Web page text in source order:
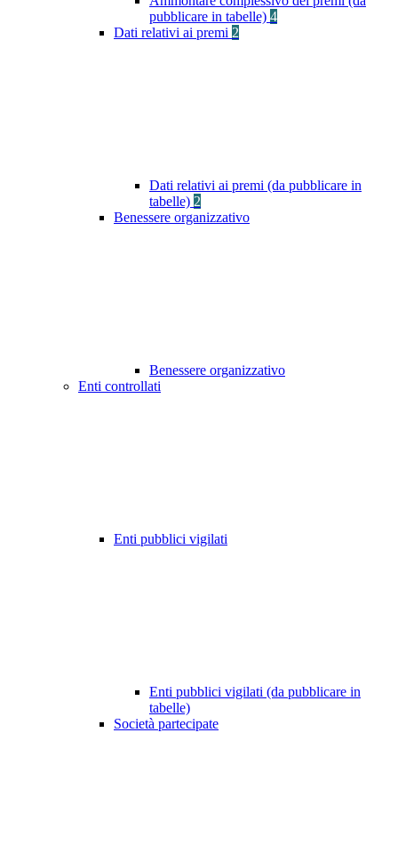
pubblicare in tabelle) 4
Dati relativi ai premi 2
Dati relativi ai premi (da pubblicare in
tabelle) 2
Benessere organizzativo
Benessere organizzativo
Enti controllati
Enti pubblici vigilati
Enti pubblici vigilati (da pubblicare in
tabelle)
Società partecipate